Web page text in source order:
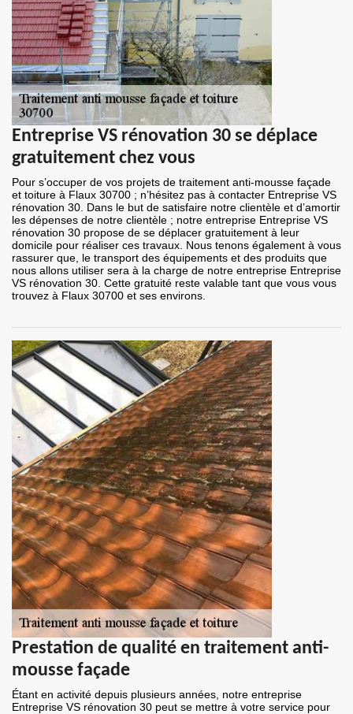
Entreprise VS rénovation 30 se déplace
gratuitement chez vous
Pour s’occuper de vos projets de traitement anti-mousse façade
et toiture à Flaux 30700 ; n’hésitez pas à contacter Entreprise VS
rénovation 30. Dans le but de satisfaire notre clientèle et d’amortir
les dépenses de notre clientèle ; notre entreprise Entreprise VS
rénovation 30 propose de se déplacer gratuitement à leur
domicile pour réaliser ces travaux. Nous tenons également à vous
rassurer que, le transport des équipements et des produits que
nous allons utiliser sera à la charge de notre entreprise Entreprise
VS rénovation 30. Cette gratuité reste valable tant que vous vous
trouvez à Flaux 30700 et ses environs.
Prestation de qualité en traitement anti-
mousse façade
Étant en activité depuis plusieurs années, notre entreprise
Entreprise VS rénovation 30 peut se mettre à votre service pour